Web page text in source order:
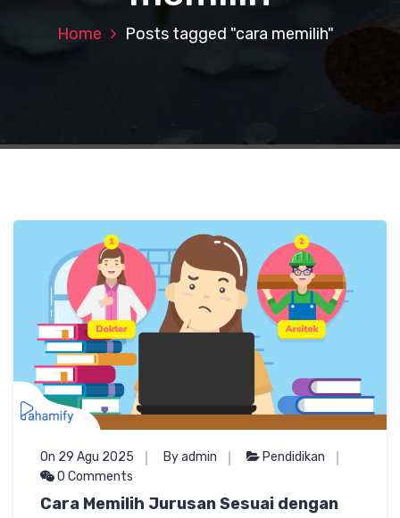
Home Posts tagged "cara memilih"
On 29 Agu 2025 By admin
Pendidikan
0 Comments
Cara Memilih Jurusan Sesuai dengan